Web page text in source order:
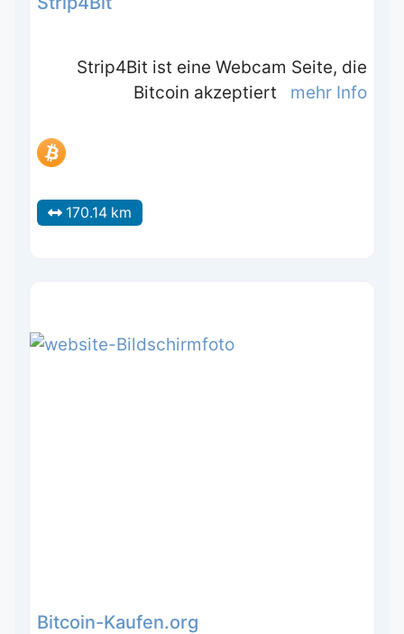
Strip4Bit ist eine Webcam Seite, die
Bitcoin akzeptiert mehr Info
170.14 km
Bitcoin-Kaufen.org